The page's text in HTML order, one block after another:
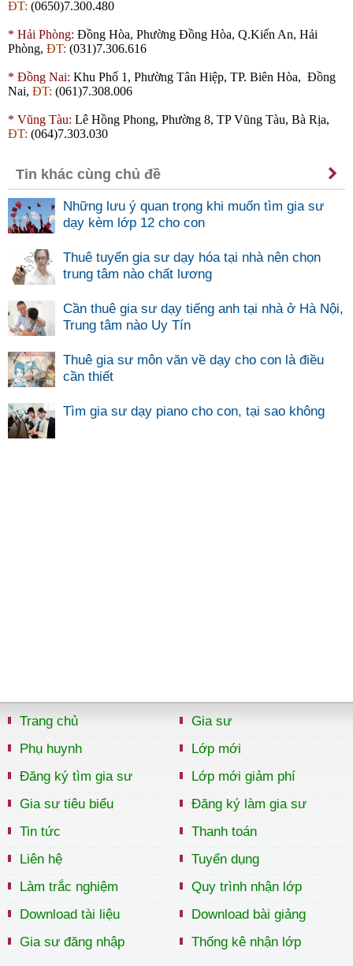
ĐT: (0650)7.300.480
* Hải Phòng: Đồng Hòa, Phường Đồng Hòa, Q.Kiến An, Hải
Phòng, ĐT: (031)7.306.616
* Đồng Nai: Khu Phố 1, Phường Tân Hiệp, TP. Biên Hòa, Đồng
Nai, ĐT: (061)7.308.006
* Vũng Tàu: Lê Hồng Phong, Phường 8, TP Vũng Tàu, Bà Rịa,
ĐT: (064)7.303.030
Tin khác cùng chủ đề
Những lưu ý quan trọng khi muốn tìm gia sư
dạy kèm lớp 12 cho con
Thuê tuyển gia sư dạy hóa tại nhà nên chọn
trung tâm nào chất lương
Cần thuê gia sư dạy tiếng anh tại nhà ở Hà Nội,
Trung tâm nào Uy Tín
Thuê gia sư môn văn về dạy cho con là điều
cần thiết
Tìm gia sư dạy piano cho con, tại sao không
Trang chủ
Phụ huynh
Đăng ký tìm gia sư
Gia sư tiêu biểu
Tin tức
Liên hệ
Làm trắc nghiệm
Download tài liệu
Gia sư đăng nhập
Gia sư
Lớp mới
Lớp mới giảm phí
Đăng ký làm gia sư
Thanh toán
Tuyển dụng
Quy trình nhận lớp
Download bài giảng
Thống kê nhận lớp